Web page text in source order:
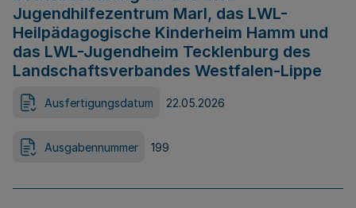
Jugendhilfezentrum Marl, das LWL-
Heilpädagogische Kinderheim Hamm und
das LWL-Jugendheim Tecklenburg des
Landschaftsverbandes Westfalen-Lippe
Ausfertigungsdatum 22.05.2026
Ausgabennummer 199